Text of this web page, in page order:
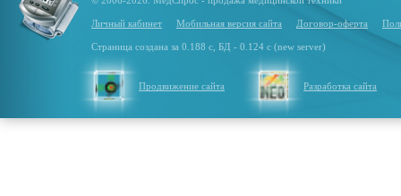
Личный кабинет Мобильная версия сайта Договор-оферта
Страница создана за 0.188 с, БД - 0.124 с (new server)
Продвижение сайта Разработка сайта